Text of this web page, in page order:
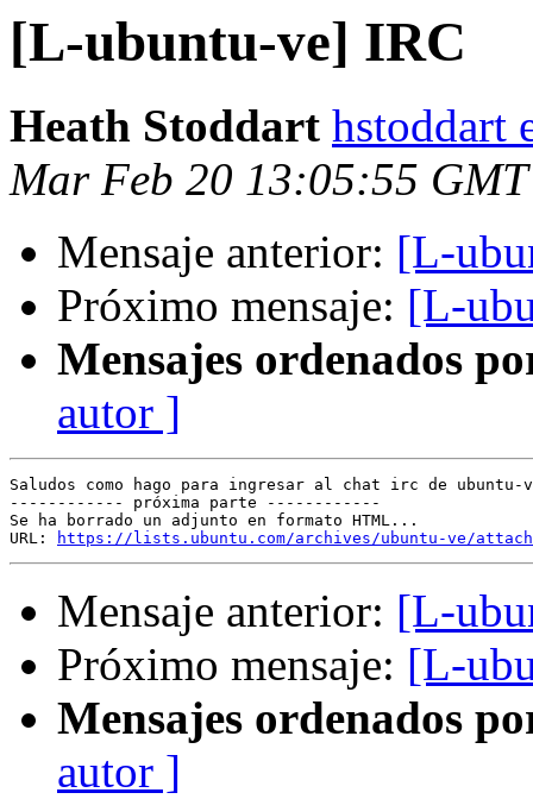
[L-ubuntu-ve] IRC
Heath Stoddart hstoddart
Mar Feb 20 13:05:55
Mensaje anterior: [L-
Próximo mensaje: [L-
Mensajes ordenados
autor ]
Saludos como hago para ingresar al chat irc de
------------ próxima parte ------------
Se ha borrado un adjunto en formato HTML...
URL:
https://lists.ubuntu.com/archives/ubuntu-ve/
Mensaje anterior: [L-
Próximo mensaje: [L-
Mensajes ordenados
autor ]